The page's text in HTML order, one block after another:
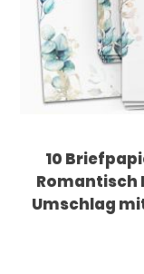
10
Romantisch
Umschlag